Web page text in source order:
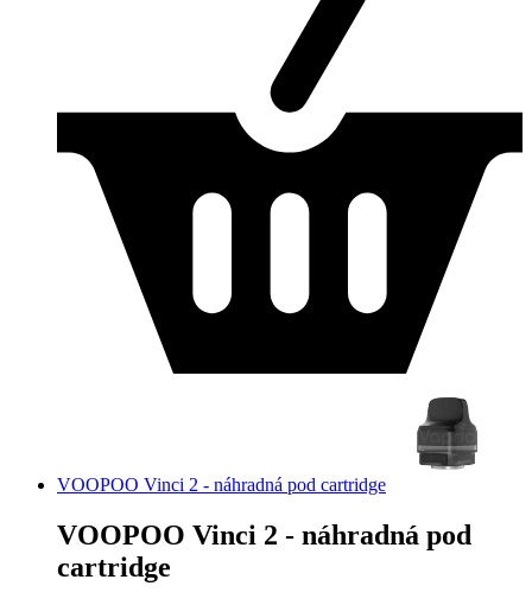
VOOPOO Vinci 2 - náhradná pod cartridge
VOOPOO Vinci 2 - náhradná pod
cartridge